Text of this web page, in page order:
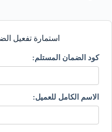
استمارة تفعيل
كود الضمان المستلم:
الاسم الكامل للعميل: